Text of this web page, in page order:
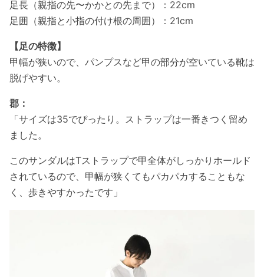
足長（親指の先〜かかとの先まで）：22cm
足囲（親指と小指の付け根の周囲）：21cm
【足の特徴】
甲幅が狭いので、パンプスなど甲の部分が空いている靴は
脱げやすい。
郡：
「サイズは35でぴったり。ストラップは一番きつく留め
ました。
このサンダルはTストラップで甲全体がしっかりホールド
されているので、甲幅が狭くてもパカパカすることもな
く、歩きやすかったです」